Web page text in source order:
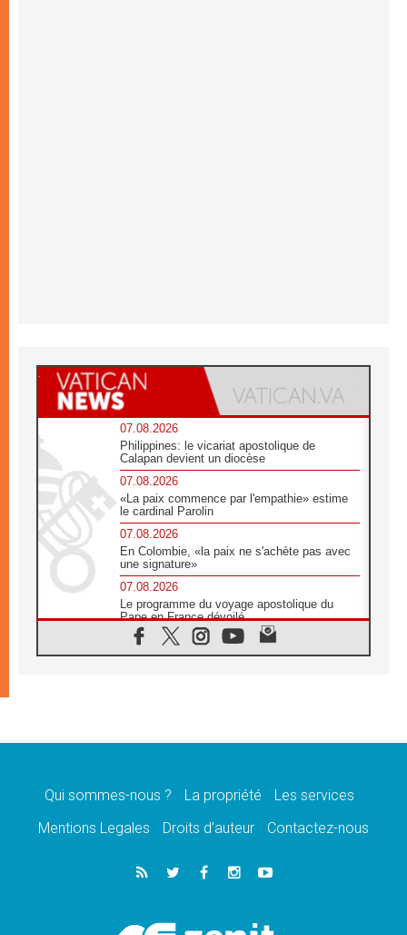
07.08.2026
Philippines: le vicariat apostolique de
Calapan devient un diocèse
07.08.2026
«La paix commence par l'empathie» estime
le cardinal Parolin
07.08.2026
En Colombie, «la paix ne s'achète pas avec
une signature»
07.08.2026
Le programme du voyage apostolique du
Pape en France dévoilé
07.08.2026
1ère Conférence continentale sur l'éducation
07.08.2026
07.08.2026
lancement des «dix jours de prière pour la
06.08.2026
Préparatifs des JMJ 2027 à Séoul: «c'est
Qui sommes-nous ? La propriété
Les services
Mentions Legales
Droits d’auteur Contactez-nous